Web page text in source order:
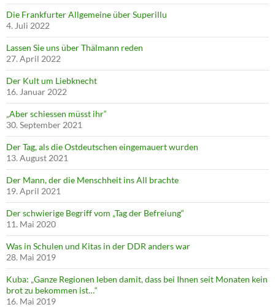
Die Frankfurter Allgemeine über Superillu
4. Juli 2022
Lassen Sie uns über Thälmann reden
27. April 2022
Der Kult um Liebknecht
16. Januar 2022
„Aber schiessen müsst ihr“
30. September 2021
Der Tag, als die Ostdeutschen eingemauert wurden
13. August 2021
Der Mann, der die Menschheit ins All brachte
19. April 2021
Der schwierige Begriff vom „Tag der Befreiung“
11. Mai 2020
Was in Schulen und Kitas in der DDR anders war
28. Mai 2019
Kuba: „Ganze Regionen leben damit, dass bei Ihnen seit Monaten kein
brot zu bekommen ist…“
16. Mai 2019